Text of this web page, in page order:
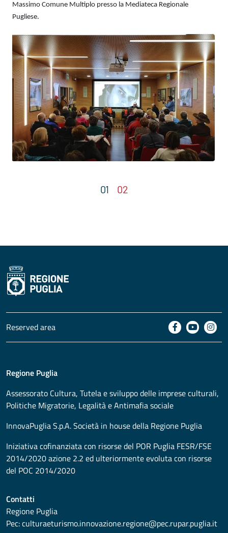
Massimo Comune Multiplo presso la Mediateca Regionale
Pugliese.
Reserved area
Regione Puglia
Assessorato Cultura, Tutela e sviluppo delle imprese culturali,
Politiche Migratorie, Legalità e Antimafia sociale
InnovaPuglia S.p.A. Società in house della Regione Puglia
Iniziativa cofinanziata con risorse del POR Puglia FESR/FSE
2014/2020 azione 2.2 ed ulteriormente evoluta con risorse
del POC 2014/2020
Contatti
Regione Puglia
Pec:culturaeturismo.innovazione.regione@pec.rupar.puglia.it